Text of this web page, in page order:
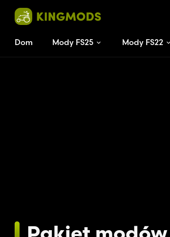
Dom Mody FS25 Mody FS22